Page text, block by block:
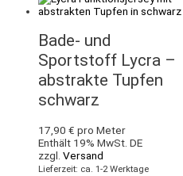
Bade- und
Sportstoff Lycra –
abstrakte Tupfen
schwarz
17,90 € pro Meter
Enthält 19% MwSt. DE
zzgl. Versand
Lieferzeit: ca. 1-2 Werktage